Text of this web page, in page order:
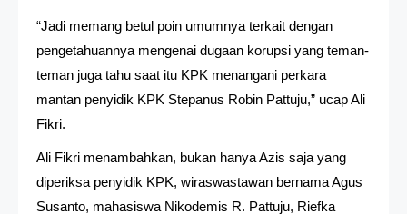
“Jadi memang betul poin umumnya terkait dengan
pengetahuannya mengenai dugaan korupsi yang teman-
teman juga tahu saat itu KPK menangani perkara
mantan penyidik KPK Stepanus Robin Pattuju,” ucap Ali
Fikri.
Ali Fikri menambahkan, bukan hanya Azis saja yang
diperiksa penyidik KPK, wiraswastawan bernama Agus
Susanto, mahasiswa Nikodemis R. Pattuju, Riefka